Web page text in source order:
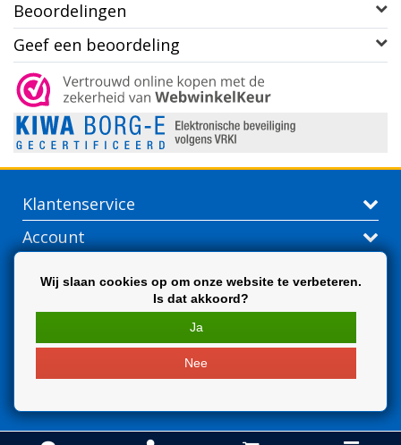
Beoordelingen
Geef een beoordeling
Klantenservice
Account
Wij slaan cookies op om onze website te verbeteren.
Is dat akkoord?
Ja
Nee